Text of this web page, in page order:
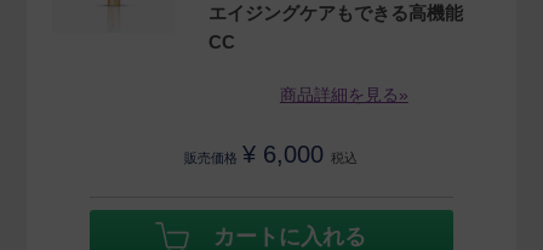
エイジングケアもできる高機能
CC
商品詳細を見る»
販売価格 ¥ 6,000 税込
カートに入れる